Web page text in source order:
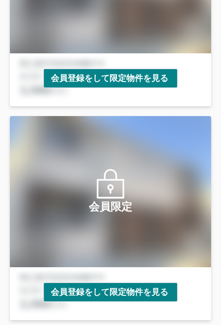
会員登録をして限定物件を見る
会員限定
会員登録をして限定物件を見る